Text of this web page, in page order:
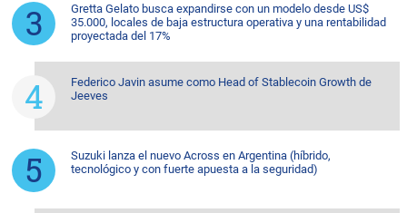
Gretta Gelato busca expandirse con un modelo desde US$
35.000, locales de baja estructura operativa y una rentabilidad
proyectada del 17%
Federico Javin asume como Head of Stablecoin Growth de
Jeeves
Suzuki lanza el nuevo Across en Argentina (híbrido,
tecnológico y con fuerte apuesta a la seguridad)